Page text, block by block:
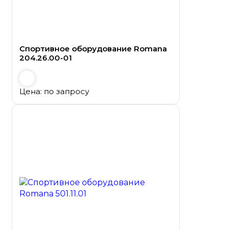
Спортивное оборудование Romana
204.26.00-01
Цена: по запросу